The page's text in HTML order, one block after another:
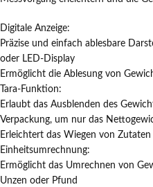
Digitale Anzeige:
Präzise und einfach ablesbare
oder LED-Display
Ermöglicht die Ablesung von
Tara-Funktion:
Erlaubt das Ausblenden des
Verpackung, um nur das
Erleichtert das Wiegen von
Einheitsumrechnung:
Ermöglicht das Umrechnen von
Unzen oder Pfund